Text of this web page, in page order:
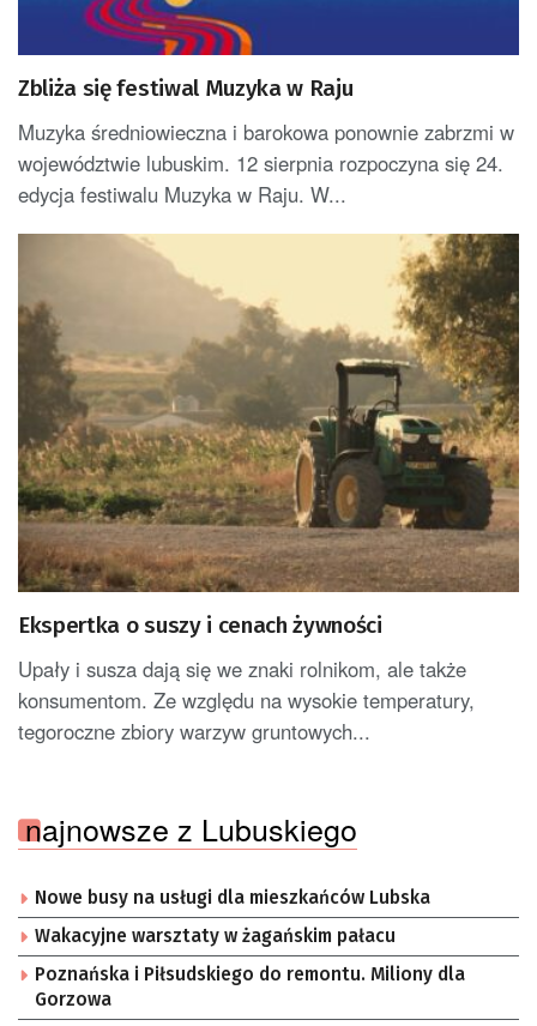
Zbliża się festiwal Muzyka w Raju
Muzyka średniowieczna i barokowa ponownie zabrzmi w
województwie lubuskim. 12 sierpnia rozpoczyna się 24.
edycja festiwalu Muzyka w Raju. W...
Ekspertka o suszy i cenach żywności
Upały i susza dają się we znaki rolnikom, ale także
konsumentom. Ze względu na wysokie temperatury,
tegoroczne zbiory warzyw gruntowych...
najnowsze z Lubuskiego
Nowe busy na usługi dla mieszkańców Lubska
Wakacyjne warsztaty w żagańskim pałacu
Poznańska i Piłsudskiego do remontu. Miliony dla
Gorzowa